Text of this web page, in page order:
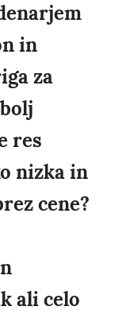
in
za
res
nizka in
cene?
ali celo